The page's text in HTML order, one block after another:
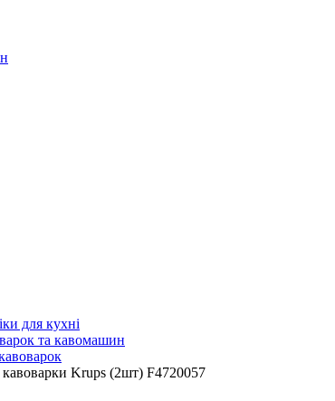
для кухні
та кавомашин
Krups (2шт) F4720057